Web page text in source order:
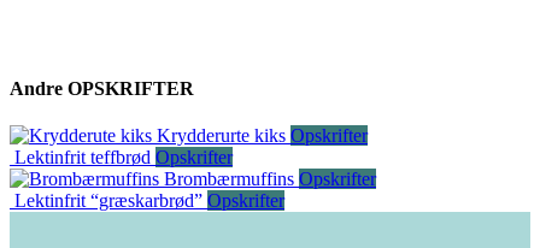
Andre OPSKRIFTER
Krydderurte kiks Opskrifter
Lektinfrit teffbrød Opskrifter
Brombærmuffins Opskrifter
Lektinfrit “græskarbrød” Opskrifter